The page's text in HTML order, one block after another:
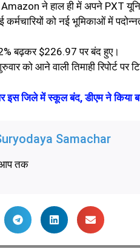
Amazon ने हाल ही में अपने PXT
को नई भूमिकाओं में
बढ़कर $226.97 पर बंद हुए।
को आने वाली तिमाही रिपोर्ट पर
जिले में स्कूल बंद, डीएम ने किया
Samachar
तक